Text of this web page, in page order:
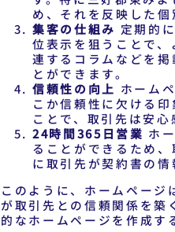
め、それを反映した個
集客の仕組み 定期的
位表示を狙うことで
連するコラムなどを
とができます。
信頼性の向上 ホーム
こか信頼性に欠ける
ことで、取引先は安
24時間365日営業 ホ
ることができるため
に取引先が契約書の
このように、ホームペー
が取引先との信頼関係を築
的なホームページを作成す